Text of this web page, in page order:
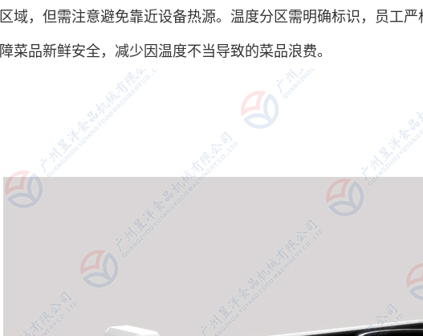
域，但需注意避免靠近设备热源。温度分区需明确标识，员工
菜品新鲜安全，减少因温度不当导致的菜品浪费。